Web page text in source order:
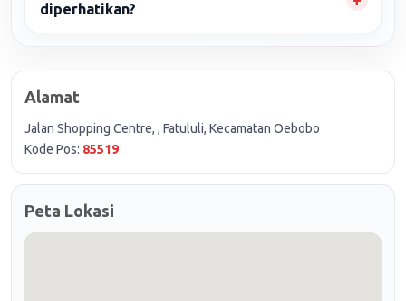
diperhatikan?
Alamat
Jalan Shopping Centre, , Fatululi, Kecamatan Oebobo
Kode Pos: 85519
Peta Lokasi